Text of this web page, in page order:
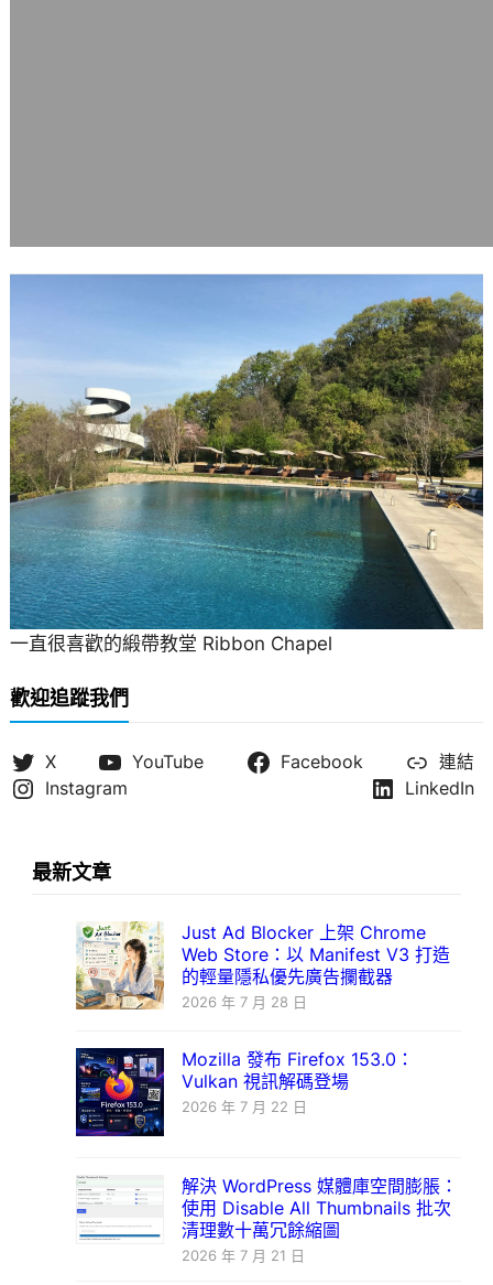
一直很喜歡的緞帶教堂 Ribbon Chapel
歡迎追蹤我們
X YouTube Facebook
連結
Instagram
LinkedIn
最新文章
Just Ad Blocker 上架 Chrome
Web Store：以 Manifest V3 打造
的輕量隱私優先廣告攔截器
2026 年 7 月 28 日
Mozilla 發布 Firefox 153.0：
Vulkan 視訊解碼登場
2026 年 7 月 22 日
解決 WordPress 媒體庫空間膨脹：
使用 Disable All Thumbnails 批次
清理數十萬冗餘縮圖
2026 年 7 月 21 日